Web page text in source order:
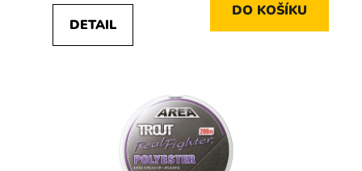
DETAIL
DO KOŠÍKU